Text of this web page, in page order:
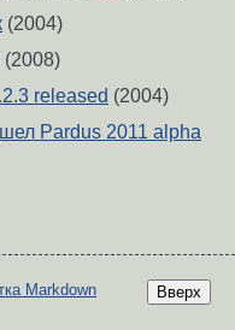
(2004)
(2008)
released (2004)
Pardus 2011 alpha
Вверх
Markdown